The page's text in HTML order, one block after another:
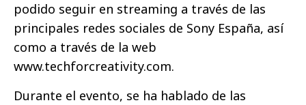
podido seguir en streaming a través de las
principales redes sociales de Sony España, así
como a través de la web
www.techforcreativity.com.
Durante el evento, se ha hablado de las